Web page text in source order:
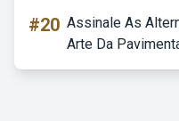
#20 Assinale As
Arte Da